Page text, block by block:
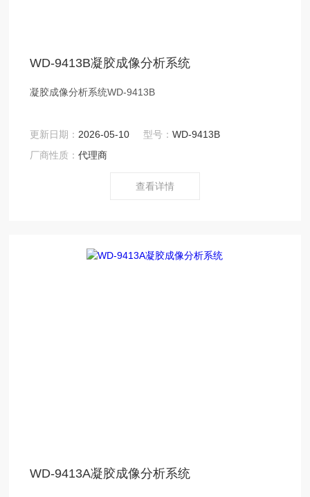
WD-9413B凝胶成像分析系统
凝胶成像分析系统WD-9413B
更新日期： 2026-05-10 型号：WD-9413B
厂商性质：代理商
查看详情
WD-9413A凝胶成像分析系统